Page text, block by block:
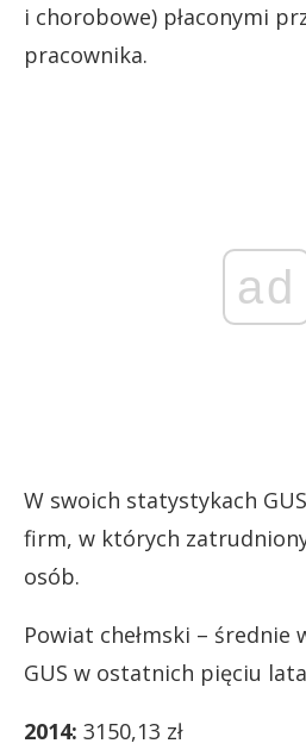
i chorobowe) płaconymi
pracownika.
ad
W swoich statystykach
firm, w których
osób.
Powiat chełmski – średnie
GUS w ostatnich pięciu
2014: 3150,13 zł